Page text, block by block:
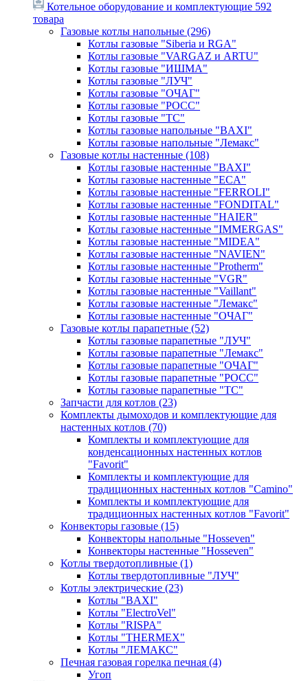
Котельное оборудование и комплектующие 592
товара
Газовые котлы напольные (296)
Котлы газовые "Siberia и RGA"
Котлы газовые "VARGAZ и ARTU"
Котлы газовые "ИШМА"
Котлы газовые "ЛУЧ"
Котлы газовые "ОЧАГ"
Котлы газовые "РОСС"
Котлы газовые "ТС"
Котлы газовые напольные "BAXI"
Котлы газовые напольные "Лемакс"
Газовые котлы настенные (108)
Котлы газовые настенные "BAXI"
Котлы газовые настенные "ECA"
Котлы газовые настенные "FERROLI"
Котлы газовые настенные "FONDITAL"
Котлы газовые настенные "HAIER"
Котлы газовые настенные "IMMERGAS"
Котлы газовые настенные "MIDEA"
Котлы газовые настенные "NAVIEN"
Котлы газовые настенные "Protherm"
Котлы газовые настенные "VGR"
Котлы газовые настенные "Vaillant"
Котлы газовые настенные "Лемакс"
Котлы газовые настенные "ОЧАГ"
Газовые котлы парапетные (52)
Котлы газовые парапетные "ЛУЧ"
Котлы газовые парапетные "Лемакс"
Котлы газовые парапетные "ОЧАГ"
Котлы газовые парапетные "РОСС"
Котлы газовые парапетные "ТС"
Запчасти для котлов (23)
Комплекты дымоходов и комплектующие для
настенных котлов (70)
Комплекты и комплектующие для
конденсационных настенных котлов
"Favorit"
Комплекты и комплектующие для
традиционных настенных котлов "Camino"
Комплекты и комплектующие для
традиционных настенных котлов "Favorit"
Конвекторы газовые (15)
Конвекторы напольные "Hosseven"
Конвекторы настенные "Hosseven"
Котлы твердотопливные (1)
Котлы твердотопливные "ЛУЧ"
Котлы электрические (23)
Котлы "BAXI"
Котлы "ElectroVel"
Котлы "RISPA"
Котлы "THERMEX"
Котлы "ЛЕМАКС"
Печная газовая горелка печная (4)
Угоп